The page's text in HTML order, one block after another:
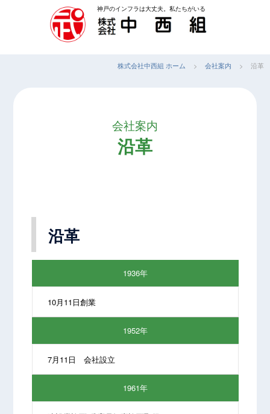
神戸のインフラは大丈夫。私たちがいる
株式会社中西組 ホーム > 会社案内 > 沿革
会社案内
沿革
沿革
1936年
10月11日創業
1952年
7月11日 会社設立
1961年